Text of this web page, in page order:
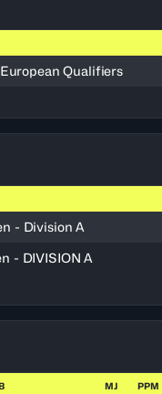
Qualifiers
- Division A
- DIVISION A
MJ PPM